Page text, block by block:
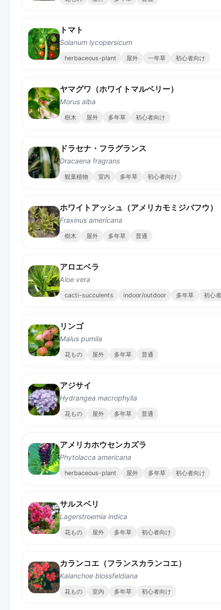
トマト
Solanum lycopersicum
herbaceous-plant 屋外 一年草 初心者向け
ヤマグワ（ホワイトマルベリー）
Morus alba
樹木 屋外 多年草 初心者向け
ドラセナ・フラグランス
Dracaena fragrans
観葉植物 室内 多年草 初心者向け
ホワイトアッシュ（アメリカモミジバフウ）
Fraxinus americana
樹木 屋外 多年草 普通
アロエベラ
Aloe vera
cacti-succulents indoor/outdoor 多年草 初心
リンゴ
Malus pumila
花もの 屋外 多年草 普通
アジサイ
Hydrangea macrophylla
花もの 屋外 多年草 普通
アメリカホウセンカズラ
Phytolacca americana
herbaceous-plant 屋外 多年草 初心者向け
サルスベリ
Lagerstroemia indica
花もの 屋外 多年草 初心者向け
カランコエ（フランスカランコエ）
Kalanchoe blossfeldiana
花もの 室内 多年草 初心者向け